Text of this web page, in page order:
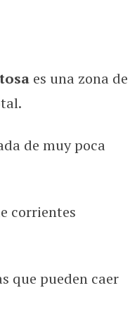
es una zona de
de muy poca
corrientes
que pueden caer